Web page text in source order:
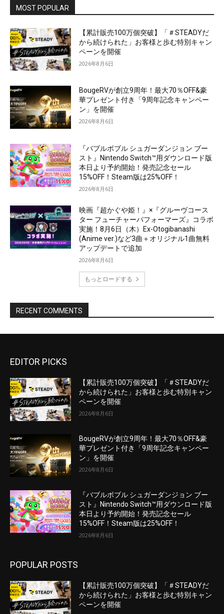
EDITOR PICKS
【累計販売100万個突破】「＃STEADYだ
から続けられた」お客様と歩む特別キャン
ペーンを開催
2026年8月6日
BougeRVが創立9周年！最大70％OFF&豪
華プレゼント付き「9周年記念キャンペー
ン」を開催
2026年8月6日
『バブルボブル シュガーダンジョン ブー
スト』Nintendo Switch™用ダウンロード版
本日より予約開始！発売記念セール
15%OFF！Steam版は25%OFF！
2026年8月6日
POPULAR POSTS
【累計販売100万個突破】「＃STEADYだ
から続けられた」お客様と歩む特別キャン
ペーンを開催